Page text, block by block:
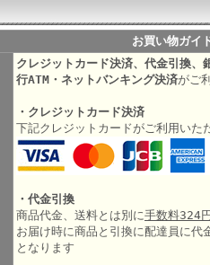
お買い物ガイ
クレジットカード決済、代金引換
行ATM・ネットバンキング決済がご
・クレジットカード決済
下記クレジットカードがご利用い
・代金引換
商品代金、送料とは別に手数料324円
お届け時に商品と引換に配達員に代
となります